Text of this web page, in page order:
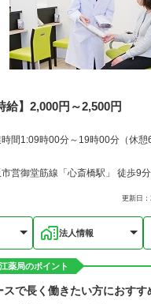
給】2,000円～2,500円
間1:09時00分～19時00分（休憩
市営御堂筋線「心斎橋駅」 徒歩9分
更新日
法人情報
薬局のポイント
スで長く働きたい方におすす